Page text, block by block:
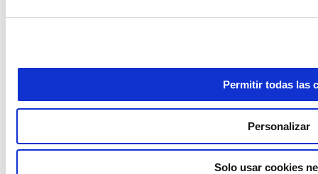
Permitir todas las
Personalizar
Solo usar cookies